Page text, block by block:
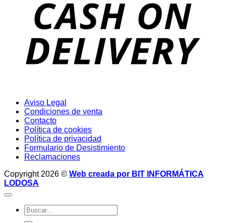
Aviso Legal
Condiciones de venta
Contacto
Política de cookies
Política de privacidad
Formulario de Desistimiento
Reclamaciones
Copyright 2026 © Web creada por BIT INFORMÁTICA
LODOSA
Buscar
por: